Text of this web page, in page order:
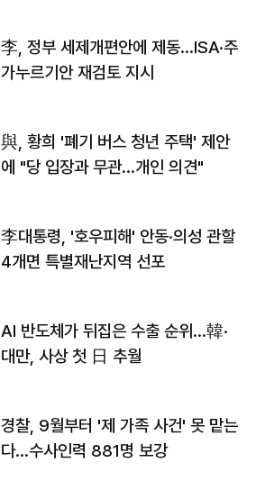
李, 정부 세제개편안에 제동…ISA·주
가누르기안 재검토 지시
與, 황희 '폐기 버스 청년 주택' 제안
에 "당 입장과 무관…개인 의견"
李대통령, '호우피해' 안동·의성 관할
4개면 특별재난지역 선포
AI 반도체가 뒤집은 수출 순위…韓·
대만, 사상 첫 日 추월
경찰, 9월부터 '제 가족 사건' 못 맡는
다…수사인력 881명 보강